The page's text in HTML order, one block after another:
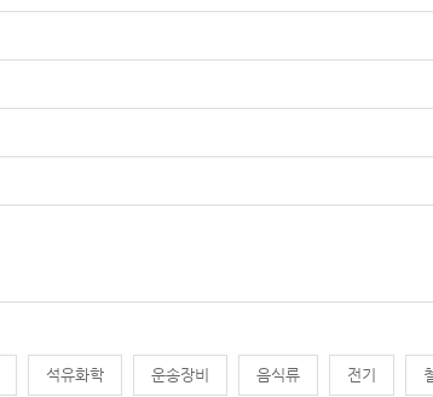
석유화학 운송장비 음식류 전기